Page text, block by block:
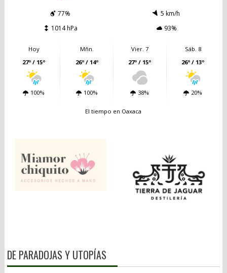
77%
5 km/h
1014 hPa
93%
Hoy
27º / 15º
100%
Mñn.
26º / 14º
100%
Vier. 7
27º / 15º
38%
Sáb. 8
26º / 13º
20%
El tiempo en Oaxaca
DE PARADOJAS Y UTOPÍAS